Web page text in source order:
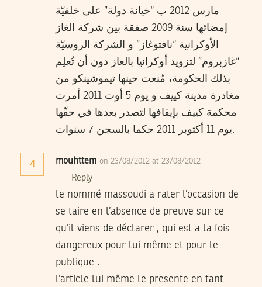
مارس 2012 ب “خيانة دولة” على خلفيّة
إمضائها سنة 2009 صفقة بين شركة الغاز
الأوكرانية “نافتوغاز” و الشركة الروسيّة
“غازبروم” لتزويد أوكرانيا بالغاز دون أن تُعلِم
بذلك الحكومة، مُنعت حينها تيموشينكو من
مغادرة مدينة كييف و يوم 5 أوت 2011 أمرت
محكمة كييف بإيقافها لتصدر بعدها في حقّها
يوم 11 أكتوبر 2011 حكما بالسجن 7 سنوات.
4 mouhttem on 23/08/2012 at 23/08/2012
Reply
le nommé massoudi a rater l’occasion de
se taire en l’absence de preuve sur ce
qu’il viens de déclarer , qui est a la fois
dangereux pour lui même et pour le
publique .
l’article lui même le presente en tant